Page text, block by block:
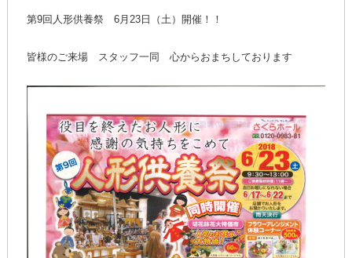
第9回人形供養祭 6月23日（土）開催！！
皆様のご来場 スタッフ一同 心からおまちしております